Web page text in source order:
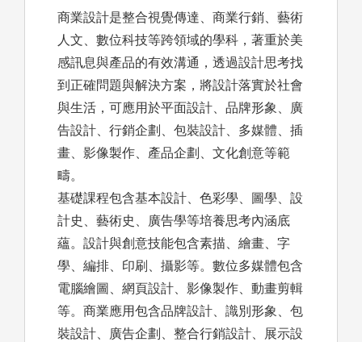
商業設計是整合視覺傳達、商業行銷、藝術
人文、數位科技等跨領域的學科，著重於美
感訊息與產品的有效溝通，透過設計思考找
到正確問題與解決方案，將設計落實於社會
與生活，可應用於平面設計、品牌形象、廣
告設計、行銷企劃、包裝設計、多媒體、插
畫、影像製作、產品企劃、文化創意等範
疇。
基礎課程包含基本設計、色彩學、圖學、設
計史、藝術史、廣告學等培養思考內涵底
蘊。設計與創意技能包含素描、繪畫、字
學、編排、印刷、攝影等。數位多媒體包含
電腦繪圖、網頁設計、影像製作、動畫剪輯
等。商業應用包含品牌設計、識別形象、包
裝設計、廣告企劃、整合行銷設計、展示設